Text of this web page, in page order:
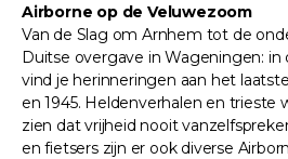
Airborne op de Veluwezoom
Van de Slag om Arnhem tot de
Duitse overgave in Wageningen:
vind je herinneringen aan het
en 1945. Heldenverhalen en trieste
zien dat vrijheid nooit
en fietsers zijn er ook diverse